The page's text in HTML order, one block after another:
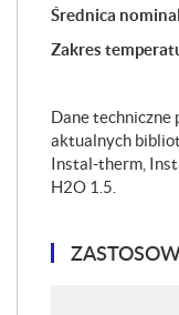
Średnica
Zakres
Dane techniczne
aktualnych
Instal-therm,
H2O 1.5.